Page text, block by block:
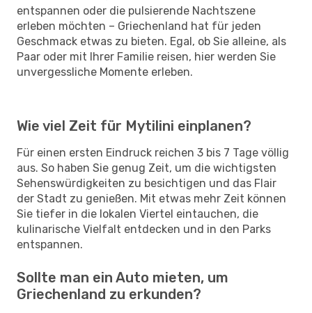
entspannen oder die pulsierende Nachtszene
erleben möchten – Griechenland hat für jeden
Geschmack etwas zu bieten. Egal, ob Sie alleine, als
Paar oder mit Ihrer Familie reisen, hier werden Sie
unvergessliche Momente erleben.
Wie viel Zeit für Mytilini einplanen?
Für einen ersten Eindruck reichen 3 bis 7 Tage völlig
aus. So haben Sie genug Zeit, um die wichtigsten
Sehenswürdigkeiten zu besichtigen und das Flair
der Stadt zu genießen. Mit etwas mehr Zeit können
Sie tiefer in die lokalen Viertel eintauchen, die
kulinarische Vielfalt entdecken und in den Parks
entspannen.
Sollte man ein Auto mieten, um
Griechenland zu erkunden?